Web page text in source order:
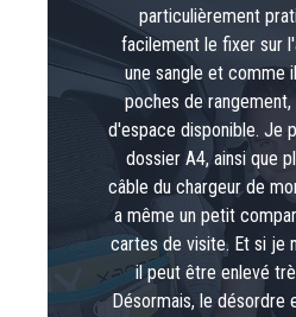
particulièrement
facilement le fixer sur
une sangle et comme
poches de
d'espace disponible. Je
dossier A4, ainsi que
câble du chargeur de
a même un petit
cartes de visite. Et si je
il peut être enlevé
Désormais, le désordre